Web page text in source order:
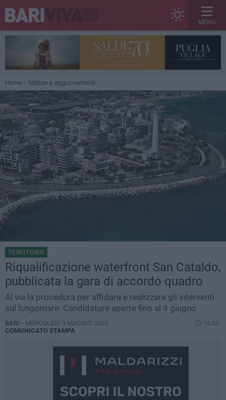
MENU
Home Notizie e aggiornamenti
TERRITORIO
Riqualificazione waterfront San Cataldo,
pubblicata la gara di accordo quadro
Al via la procedura per affidare e realizzare gli interventi
sul lungomare. Candidature aperte fino al 9 giugno
BARI - MERCOLEDÌ 3 MAGGIO 2023
16.03
COMUNICATO STAMPA